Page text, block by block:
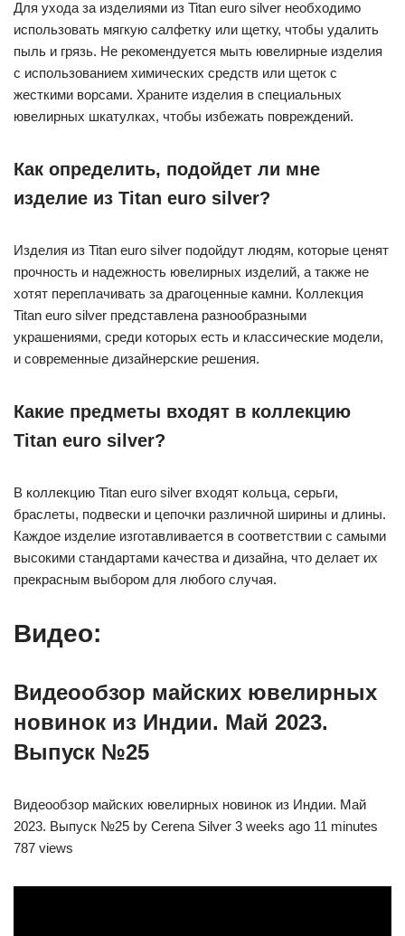
Для ухода за изделиями из Titan euro silver необходимо
использовать мягкую салфетку или щетку, чтобы удалить
пыль и грязь. Не рекомендуется мыть ювелирные изделия
с использованием химических средств или щеток с
жесткими ворсами. Храните изделия в специальных
ювелирных шкатулках, чтобы избежать повреждений.
Как определить, подойдет ли мне
изделие из Titan euro silver?
Изделия из Titan euro silver подойдут людям, которые ценят
прочность и надежность ювелирных изделий, а также не
хотят переплачивать за драгоценные камни. Коллекция
Titan euro silver представлена разнообразными
украшениями, среди которых есть и классические модели,
и современные дизайнерские решения.
Какие предметы входят в коллекцию
Titan euro silver?
В коллекцию Titan euro silver входят кольца, серьги,
браслеты, подвески и цепочки различной ширины и длины.
Каждое изделие изготавливается в соответствии с самыми
высокими стандартами качества и дизайна, что делает их
прекрасным выбором для любого случая.
Видео:
Видеообзор майских ювелирных
новинок из Индии. Май 2023.
Выпуск №25
Видеообзор майских ювелирных новинок из Индии. Май
2023. Выпуск №25 by Cerena Silver 3 weeks ago 11 minutes
787 views